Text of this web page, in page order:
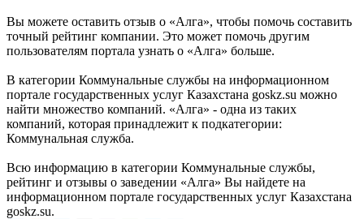
Вы можете оставить отзыв о «Алга», чтобы помочь составить
точный рейтинг компании. Это может помочь другим
пользователям портала узнать о «Алга» больше.
В категории Коммунальные службы на информационном
портале государственных услуг Казахстана goskz.su можно
найти множество компаний. «Алга» - одна из таких
компаний, которая принадлежит к подкатегории:
Коммунальная служба.
Всю информацию в категории Коммунальные службы,
рейтинг и отзывы о заведении «Алга» Вы найдете на
информационном портале государственных услуг Казахстана
goskz.su.